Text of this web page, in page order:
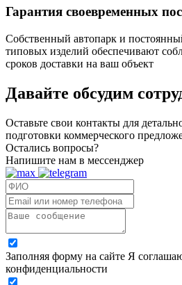
Гарантия своевременных
Собственный автопарк и
типовых изделий обеспечивают
сроков доставки на ваш объект
Давайте обсудим
Оставьте свои контакты для
подготовки коммерческого
Остались вопросы?
Напишите нам в мессенджер
Заполняя форму на сайте Я
конфиденциальности